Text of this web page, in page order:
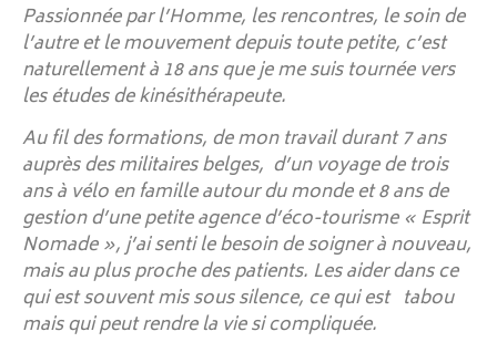
Passionnée par l’Homme, les rencontres, le soin de
l’autre et le mouvement depuis toute petite, c’est
naturellement à 18 ans que je me suis tournée vers
les études de kinésithérapeute.
Au fil des formations, de mon travail durant 7 ans
auprès des militaires belges, d’un voyage de trois
ans à vélo en famille autour du monde et 8 ans de
gestion d’une petite agence d’éco-tourisme « Esprit
Nomade », j’ai senti le besoin de soigner à nouveau,
mais au plus proche des patients. Les aider dans ce
qui est souvent mis sous silence, ce qui est tabou
mais qui peut rendre la vie si compliquée.